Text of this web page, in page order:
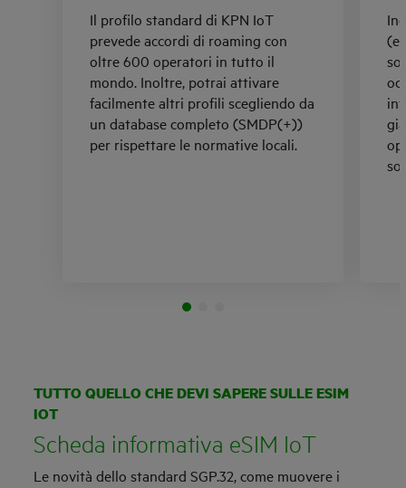
Il profilo standard di KPN IoT
prevede accordi di roaming con
oltre 600 operatori in tutto il
mondo. Inoltre, potrai attivare
facilmente altri profili scegliendo da
un database completo (SMDP(+))
per rispettare le normative locali.
TUTTO QUELLO CHE DEVI SAPERE SULLE ESIM
IOT
Scheda informativa eSIM IoT
Le novità dello standard SGP.32, come muovere i